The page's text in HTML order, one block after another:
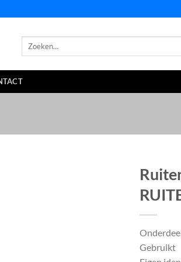
Zoeken
Gebruikt